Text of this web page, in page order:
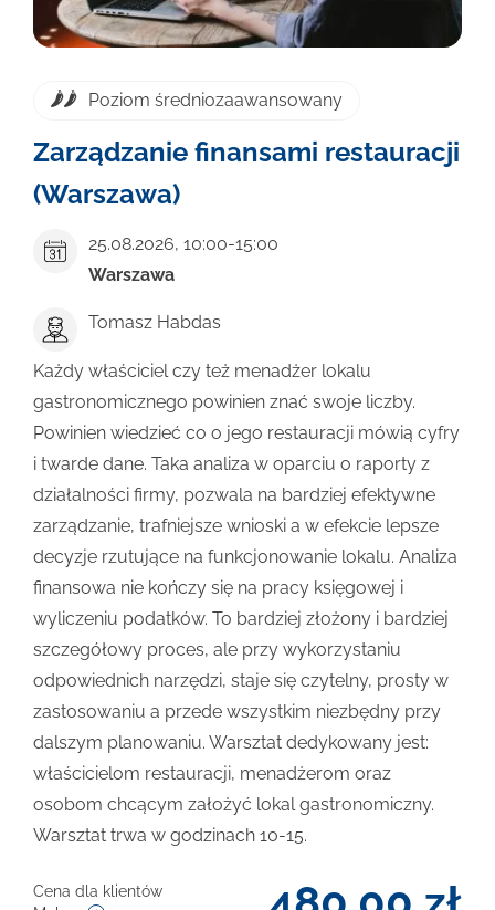
Poziom średniozaawansowany
Zarządzanie finansami restauracji
(Warszawa)
Cena dla klientów
Każdy właściciel czy też menadżer lokalu
gastronomicznego powinien znać swoje liczby.
Powinien wiedzieć co o jego restauracji mówią cyfry
i twarde dane. Taka analiza w oparciu o raporty z
działalności firmy, pozwala na bardziej efektywne
zarządzanie, trafniejsze wnioski a w efekcie lepsze
decyzje rzutujące na funkcjonowanie lokalu. Analiza
finansowa nie kończy się na pracy księgowej i
wyliczeniu podatków. To bardziej złożony i bardziej
szczegółowy proces, ale przy wykorzystaniu
odpowiednich narzędzi, staje się czytelny, prosty w
zastosowaniu a przede wszystkim niezbędny przy
dalszym planowaniu. Warsztat dedykowany jest:
właścicielom restauracji, menadżerom oraz
osobom chcącym założyć lokal gastronomiczny.
Warsztat trwa w godzinach 10-15.
25.08.2026, 10:00-15:00
Warszawa
Tomasz Habdas